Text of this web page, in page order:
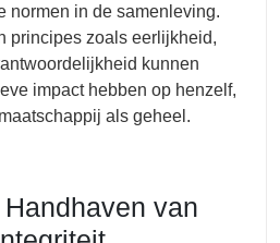
normen in de samenleving.
principes zoals eerlijkheid,
kunnen
impact hebben op henzelf,
als geheel.
van